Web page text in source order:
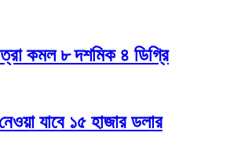
কমল ৮ দশমিক ৪ ডিগ্রি
যাবে ১৫ হাজার ডলার